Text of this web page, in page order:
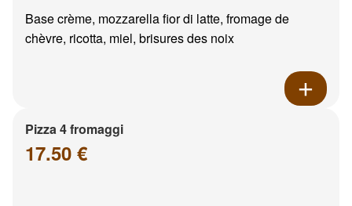
Base crème, mozzarella fior di latte, fromage de
chèvre, ricotta, miel, brisures des noix
Pizza 4 fromaggi
17.50 €